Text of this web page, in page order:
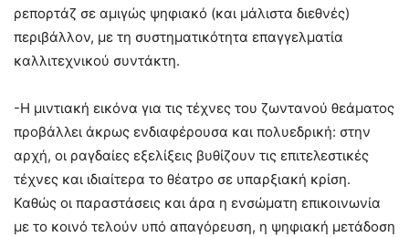
ρεπορτάζ σε αμιγώς ψηφιακό (και μάλιστα διεθνές)
περιβάλλον, με τη συστηματικότητα επαγγελματία
καλλιτεχνικού συντάκτη.
-Η μιντιακή εικόνα για τις τέχνες του ζωντανού θεάματος
προβάλλει άκρως ενδιαφέρουσα και πολυεδρική: στην
αρχή, οι ραγδαίες εξελίξεις βυθίζουν τις επιτελεστικές
τέχνες και ιδιαίτερα το θέατρο σε υπαρξιακή κρίση.
Καθώς οι παραστάσεις και άρα η ενσώματη επικοινωνία
με το κοινό τελούν υπό απαγόρευση, η ψηφιακή μετάδοση